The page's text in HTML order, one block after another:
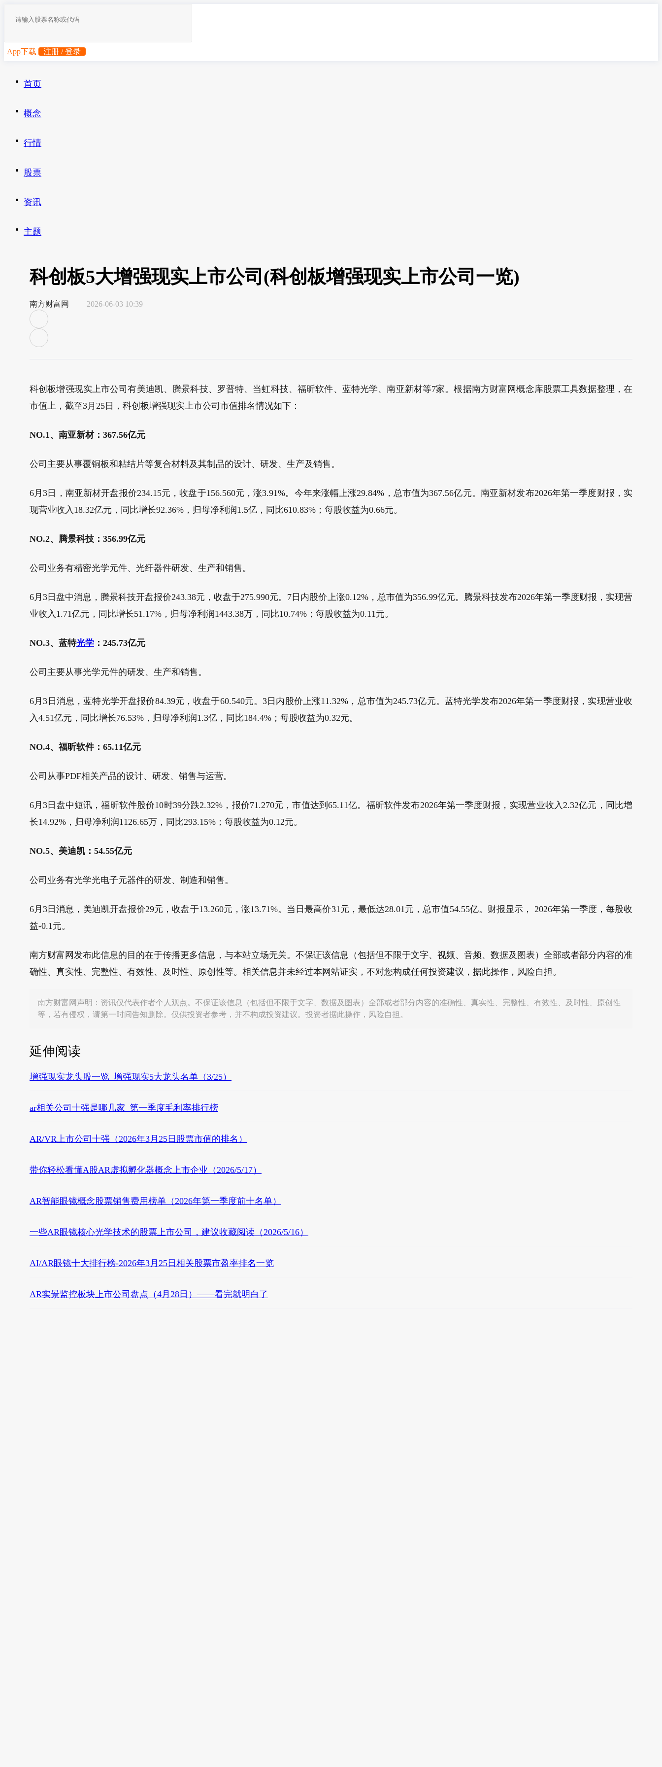
App下载 注册 / 登录
首页
概念
行情
股票
资讯
主题
科创板5大增强现实上市公司(科创板增强现实上市公司一览)
南方财富网 2026-06-03 10:39
科创板增强现实上市公司有美迪凯、腾景科技、罗普特、当虹科技、福昕软件、蓝特光学、南亚新材等7家。根据南方财富网概念库股票工具数据整理，在
市值上，截至3月25日，科创板增强现实上市公司市值排名情况如下：
NO.1、南亚新材：367.56亿元
公司主要从事覆铜板和粘结片等复合材料及其制品的设计、研发、生产及销售。
6月3日，南亚新材开盘报价234.15元，收盘于156.560元，涨3.91%。今年来涨幅上涨29.84%，总市值为367.56亿元。南亚新材发布2026年第一季度财报，实
现营业收入18.32亿元，同比增长92.36%，归母净利润1.5亿，同比610.83%；每股收益为0.66元。
NO.2、腾景科技：356.99亿元
公司业务有精密光学元件、光纤器件研发、生产和销售。
6月3日盘中消息，腾景科技开盘报价243.38元，收盘于275.990元。7日内股价上涨0.12%，总市值为356.99亿元。腾景科技发布2026年第一季度财报，实现营
业收入1.71亿元，同比增长51.17%，归母净利润1443.38万，同比10.74%；每股收益为0.11元。
NO.3、蓝特光学 ：245.73亿元
公司主要从事光学元件的研发、生产和销售。
6月3日消息，蓝特光学开盘报价84.39元，收盘于60.540元。3日内股价上涨11.32%，总市值为245.73亿元。蓝特光学发布2026年第一季度财报，实现营业收
入4.51亿元，同比增长76.53%，归母净利润1.3亿，同比184.4%；每股收益为0.32元。
NO.4、福昕软件：65.11亿元
公司从事PDF相关产品的设计、研发、销售与运营。
6月3日盘中短讯，福昕软件股价10时39分跌2.32%，报价71.270元，市值达到65.11亿。福昕软件发布2026年第一季度财报，实现营业收入2.32亿元，同比增
长14.92%，归母净利润1126.65万，同比293.15%；每股收益为0.12元。
NO.5、美迪凯：54.55亿元
公司业务有光学光电子元器件的研发、制造和销售。
6月3日消息，美迪凯开盘报价29元，收盘于13.260元，涨13.71%。当日最高价31元，最低达28.01元，总市值54.55亿。财报显示， 2026年第一季度，每股收
益-0.1元。
南方财富网发布此信息的目的在于传播更多信息，与本站立场无关。不保证该信息（包括但不限于文字、视频、音频、数据及图表）全部或者部分内容的准
确性、真实性、完整性、有效性、及时性、原创性等。相关信息并未经过本网站证实，不对您构成任何投资建议，据此操作，风险自担。
南方财富网声明：资讯仅代表作者个人观点。不保证该信息（包括但不限于文字、数据及图表）全部或者部分内容的准确性、真实性、完整性、有效性、及时性、原创性
等，若有侵权，请第一时间告知删除。仅供投资者参考，并不构成投资建议。投资者据此操作，风险自担。
延伸阅读
增强现实龙头股一览_增强现实5大龙头名单（3/25）
ar相关公司十强是哪几家_第一季度毛利率排行榜
AR/VR上市公司十强（2026年3月25日股票市值的排名）
带你轻松看懂A股AR虚拟孵化器概念上市企业（2026/5/17）
AR智能眼镜概念股票销售费用榜单（2026年第一季度前十名单）
一些AR眼镜核心光学技术的股票上市公司，建议收藏阅读（2026/5/16）
AI/AR眼镜十大排行榜-2026年3月25日相关股票市盈率排名一览
AR实景监控板块上市公司盘点（4月28日）——看完就明白了